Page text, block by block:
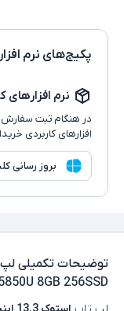
پکیج‌های نرم
نرم افزارهای
در هنگام ثبت سفارش
افزارهای کاربردی
بروز رسانی
توضیحات تکمیلی
8GB 256SSD